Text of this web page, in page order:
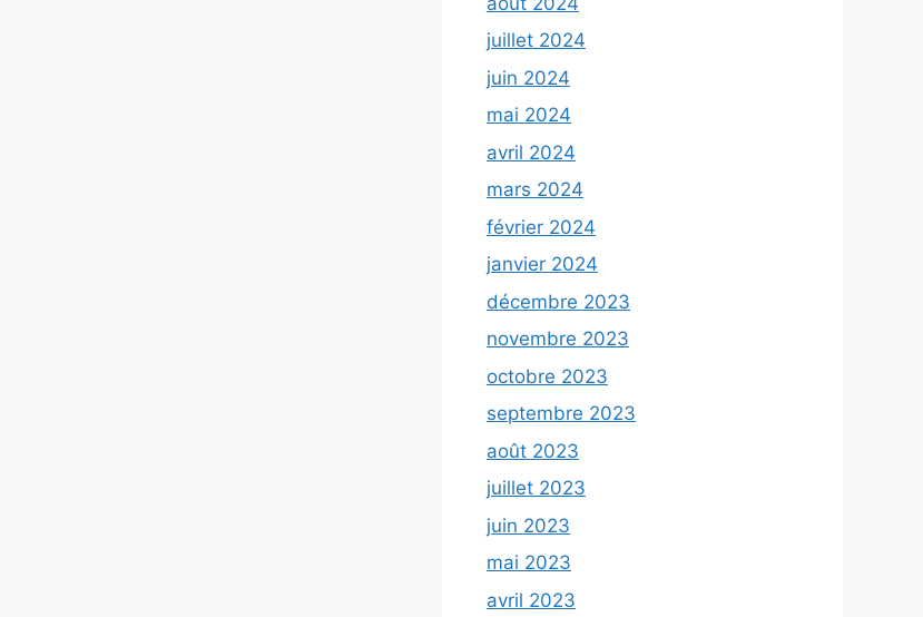
juillet 2024
juin 2024
mai 2024
avril 2024
mars 2024
février 2024
janvier 2024
décembre 2023
novembre 2023
octobre 2023
septembre 2023
août 2023
juillet 2023
juin 2023
mai 2023
avril 2023